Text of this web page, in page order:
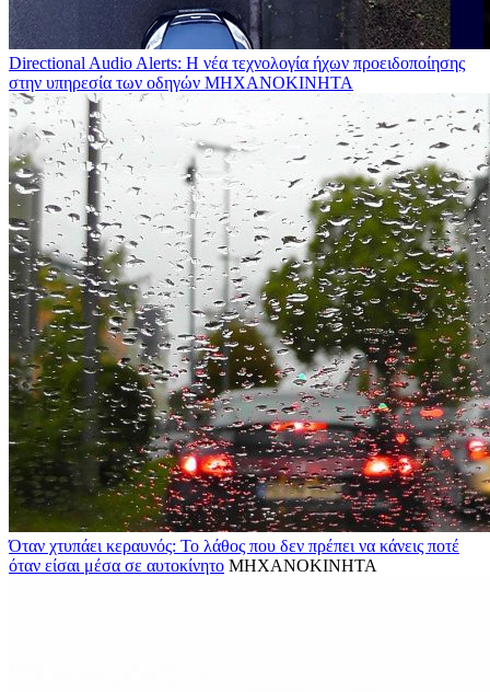
Directional Audio Alerts: Η νέα τεχνολογία ήχων προειδοποίησης
στην υπηρεσία των οδηγών ΜΗΧΑΝΟΚΙΝΗΤΑ
Όταν χτυπάει κεραυνός: Το λάθος που δεν πρέπει να κάνεις ποτέ
όταν είσαι μέσα σε αυτοκίνητο ΜΗΧΑΝΟΚΙΝΗΤΑ